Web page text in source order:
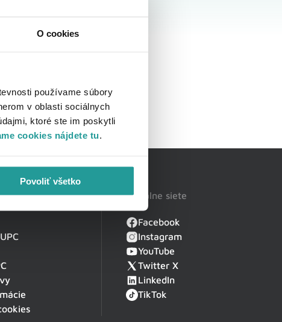
O cookies
používame súbory
v oblasti sociálnych
ktoré ste im poskytli
cookies nájdete tu.
Povoliť všetko
Sociálne siete
Facebook
Instagram
YouTube
Twitter X
LinkedIn
TikTok